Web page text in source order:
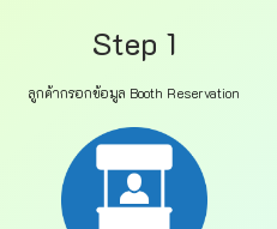
Step 1
ลูกค้ากรอกข้อมูล Booth Reservation